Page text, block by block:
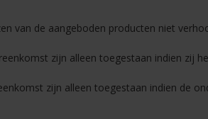
van de aangeboden producten niet
zijn alleen toegestaan indien zij
zijn alleen toegestaan indien de